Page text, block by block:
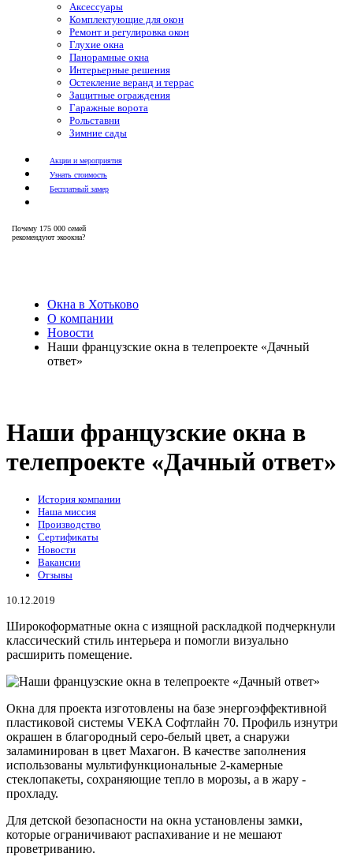
Аксессуары
Комплектующие для окон
Ремонт и регулировка окон
Глухие окна
Панорамные окна
Интерьерные решения
Остекление веранд и террас
Защитные ограждения
Гаражные ворота
Рольставни
Зимние сады
Акции и мероприятия
Узнать стоимость
Бесплатный замер
Почему 175 000 семей
рекомендуют экоокна?
Окна в Хотьково
О компании
Новости
Наши французские окна в телепроекте «Дачный
ответ»
Наши французские окна в
телепроекте «Дачный ответ»
История компании
Наша миссия
Производство
Сертификаты
Новости
Вакансии
Отзывы
10.12.2019
Широкоформатные окна с изящной раскладкой подчеркнули
классический стиль интерьера и помогли визуально
расширить помещение.
Окна для проекта изготовлены на базе энергоэффективной
пластиковой системы VEKA Софтлайн 70. Профиль изнутри
окрашен в благородный серо-белый цвет, а снаружи
заламинирован в цвет Махагон. В качестве заполнения
использованы мультифункциональные 2-камерные
стеклопакеты, сохраняющие тепло в морозы, а в жару -
прохладу.
Для детской безопасности на окна установлены замки,
которые ограничивают распахивание и не мешают
проветриванию.